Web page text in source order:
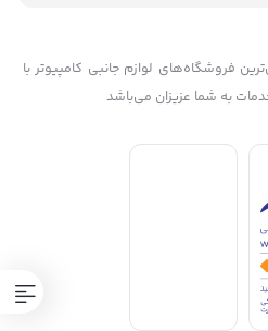
فروشگاه‌های لوازم جانبی کامپیوتر با
به شما عزیزان می‌باشد